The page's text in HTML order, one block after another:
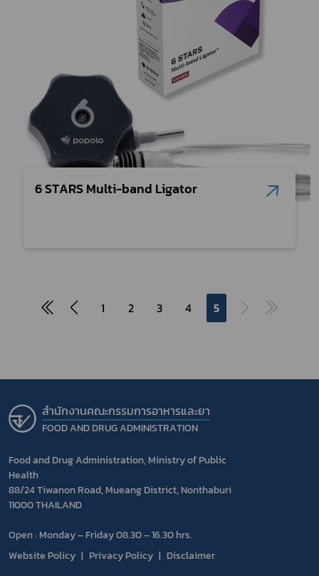
6 STARS Multi-band Ligator
1 2 3 4 5
สำนักงานคณะกรรมการอาหารและยา
FOOD AND DRUG ADMINISTRATION
Food and Drug Administration, Ministry of Public
Health
88/24 Tiwanon Road, Mueang District, Nonthaburi
11000 THAILAND
Open : Monday – Friday 08.30 – 16.30 hrs.
Website Policy
Privacy Policy
Disclaimer